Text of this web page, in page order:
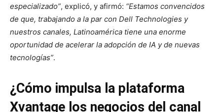
especializado”, explicó, y afirmó: “Estamos convencidos
de que, trabajando a la par con Dell Technologies y
nuestros canales, Latinoamérica tiene una enorme
oportunidad de acelerar la adopción de IA y de nuevas
tecnologías”.
¿Cómo impulsa la plataforma
Xvantage los negocios del canal